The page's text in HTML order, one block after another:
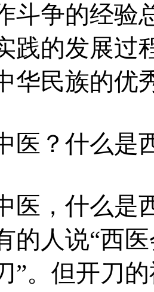
斗争的经验
践的发展过
华民族的优
医？什么是
医，什么是
的人说“西
”。但开刀